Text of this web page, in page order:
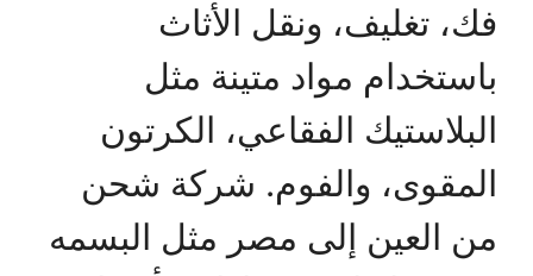
فك، تغليف، ونقل الأثاث
باستخدام مواد متينة مثل
البلاستيك الفقاعي، الكرتون
المقوى، والفوم. شركة شحن
من العين إلى مصر مثل البسمه